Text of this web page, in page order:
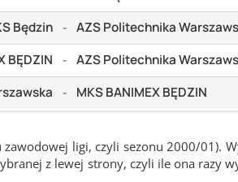
Będzin - AZS Politechnika
BĘDZIN - AZS Politechnika
- MKS BANIMEX BĘDZIN
ligi, czyli sezonu 2000/01).
z lewej strony, czyli ile ona razy